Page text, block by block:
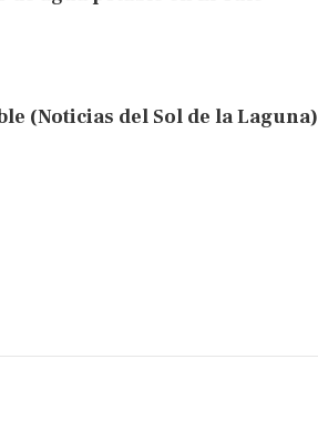
(Noticias del Sol de la Laguna)